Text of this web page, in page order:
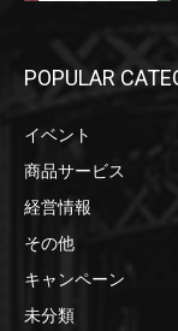
POPULAR
イベント
商品サービス
経営情報
その他
キャンペーン
未分類